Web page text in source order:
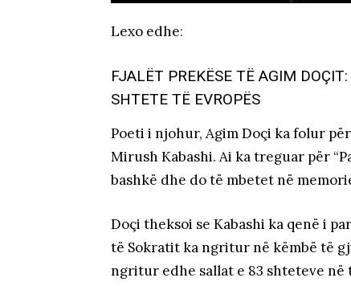
Lexo edhe:
FJALËT PREKËSE TË AGIM
SHTETE TË EVROPËS
Poeti i njohur, Agim Doçi ka folur
Mirush Kabashi. Ai ka treguar për
bashkë dhe do të mbetet në
Doçi theksoi se Kabashi ka qenë i
të Sokratit ka ngritur në këmbë të
ngritur edhe sallat e 83 shteteve në